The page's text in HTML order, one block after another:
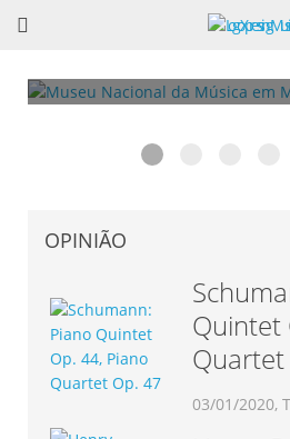
Masterclass de Acordeão
Recebe o EURSAX 2017”
obra completa.
OPINIÃO
Quintet
03/01/2020,